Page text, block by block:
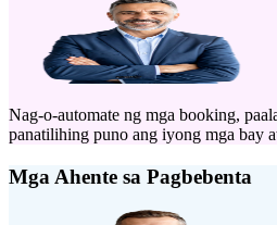
Nag-o-automate ng mga booking,
panatilihing puno ang iyong mga bay
Mga Ahente sa Pagbebenta